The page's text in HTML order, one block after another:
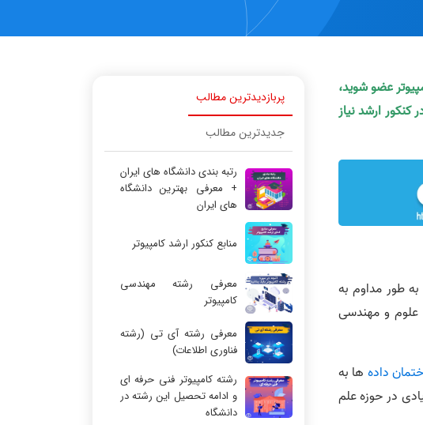
عضو شوید،
ارشد نیاز
طور مداوم به
و مهندسی
داده ها به
در حوزه علم
پربازدیدترین مطالب
جدیدترین مطالب
رتبه بندی دانشگاه های ایران
+ معرفی بهترین دانشگاه
های ایران
منابع کنکور ارشد کامپیوتر
معرفی رشته مهندسی
کامپیوتر
معرفی رشته آی تی (رشته
فناوری اطلاعات)
رشته کامپیوتر فنی حرفه ای
و ادامه تحصیل این رشته در
دانشگاه